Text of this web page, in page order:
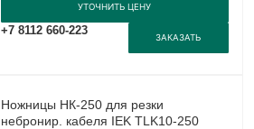
УТОЧНИТЬ ЦЕНУ
+7 8112 660-223
ЗАКАЗАТЬ
Ножницы НК-250 для резки
небронир. кабеля IEK TLK10-250